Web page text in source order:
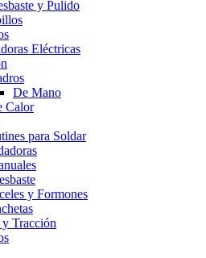
y Pulido
Eléctricas
De Mano
Calor
para Soldar
y Formones
Tracción